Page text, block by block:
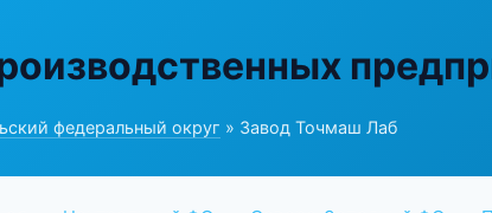
федеральный округ » Завод Точмаш Лаб